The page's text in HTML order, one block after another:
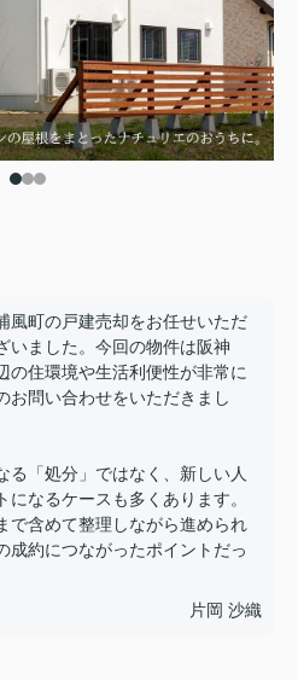
風町の戸建売却をお任せいただ
いました。今回の物件は阪神
の住環境や生活利便性が非常に
お問い合わせをいただきまし
る「処分」ではなく、新しい人
になるケースも多くあります。
で含めて整理しながら進められ
成約につながったポイントだっ
片岡 沙織